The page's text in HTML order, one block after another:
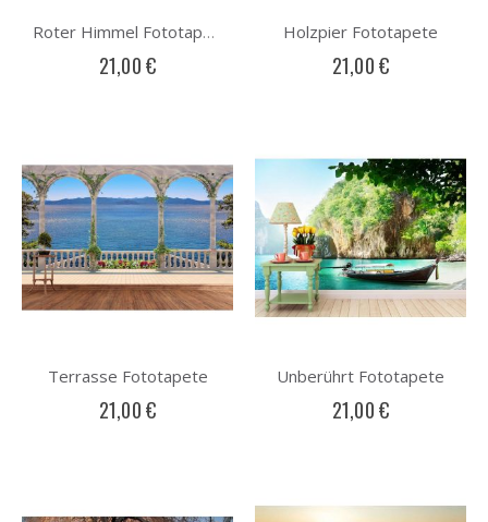
Roter Himmel Fototapete
21,00 €
Holzpier Fototapete
21,00 €
Terrasse Fototapete
21,00 €
Unberührt Fototapete
21,00 €